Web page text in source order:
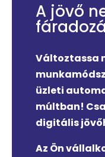
A jövő
Változtassa
üzleti
múltban!
digitális
Az Ön